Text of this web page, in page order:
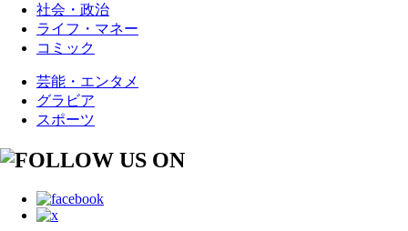
社会・政治
ライフ・マネー
コミック
芸能・エンタメ
グラビア
スポーツ